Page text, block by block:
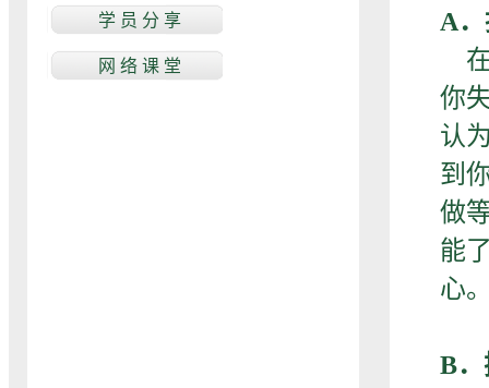
A
在
你
认
到
做
能
心
B